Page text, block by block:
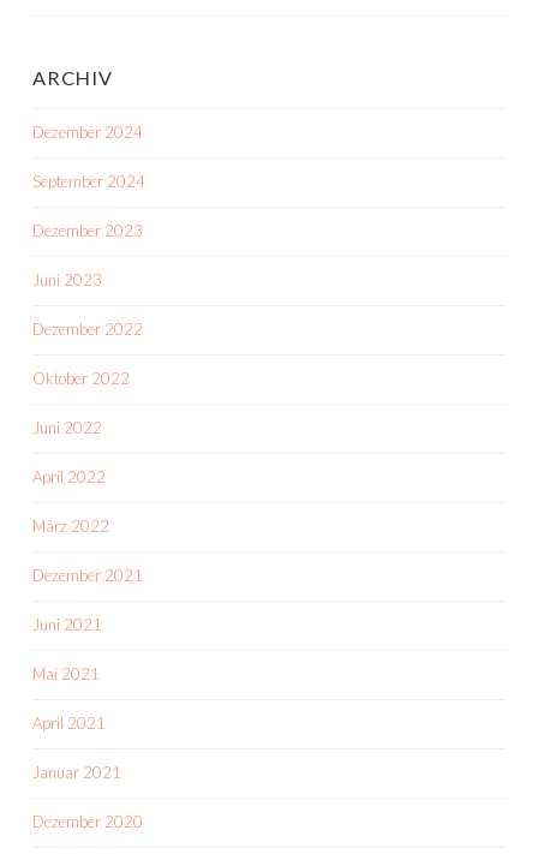
ARCHIV
Dezember 2024
September 2024
Dezember 2023
Juni 2023
Dezember 2022
Oktober 2022
Juni 2022
April 2022
März 2022
Dezember 2021
Juni 2021
Mai 2021
April 2021
Januar 2021
Dezember 2020